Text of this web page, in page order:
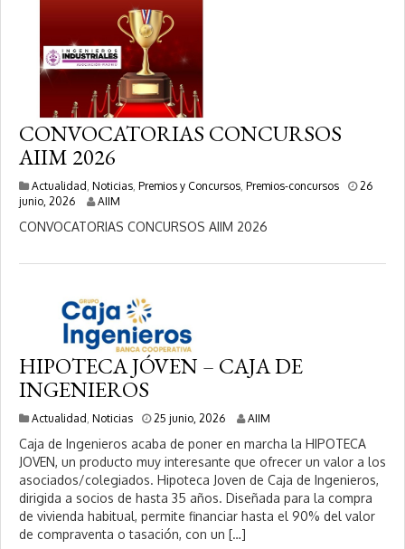
CONVOCATORIAS CONCURSOS
AIIM 2026
Actualidad , Noticias, Premios y Concursos, Premios-concursos
26
junio, 20263
j
n
,
2
0
6
AIIM
CONVOCATORIAS CONCURSOS AIIM 2026
HIPOTECA JÓVEN – CAJA DE
INGENIEROS
Actualidad , Noticias 25 junio, 20262
j
u
n
i
o
,
2
AIIM
Caja de Ingenieros acaba de poner en marcha la HIPOTECA
JOVEN, un producto muy interesante que ofrecer un valor a los
asociados/colegiados. Hipoteca Joven de Caja de Ingenieros,
dirigida a socios de hasta 35 años. Diseñada para la compra
de vivienda habitual, permite financiar hasta el 90% del valor
de compraventa o tasación, con un […]